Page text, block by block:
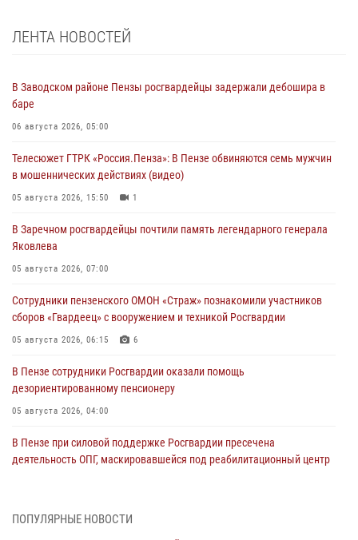
ЛЕНТА НОВОСТЕЙ
В Заводском районе Пензы росгвардейцы задержали дебошира в
баре
06 августа 2026, 05:00
Телесюжет ГТРК «Россия.Пенза»: В Пензе обвиняются семь мужчин
в мошеннических действиях (видео)
05 августа 2026, 15:50 1
В Заречном росгвардейцы почтили память легендарного генерала
Яковлева
05 августа 2026, 07:00
Сотрудники пензенского ОМОН «Страж» познакомили участников
сборов «Гвардеец» с вооружением и техникой Росгвардии
05 августа 2026, 06:15 6
В Пензе сотрудники Росгвардии оказали помощь
дезориентированному пенсионеру
05 августа 2026, 04:00
В Пензе при силовой поддержке Росгвардии пресечена
деятельность ОПГ, маскировавшейся под реабилитационный центр
ПОПУЛЯРНЫЕ НОВОСТИ